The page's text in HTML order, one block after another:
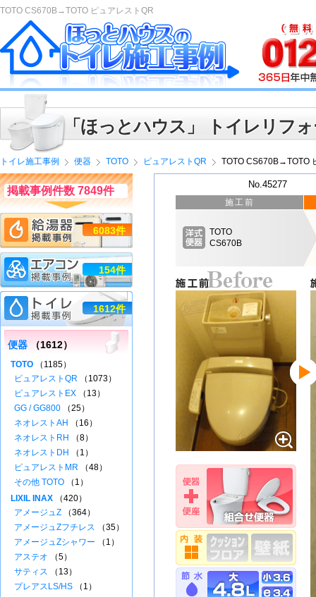
TOTO CS670B→TOTO ピュアレストQR
「ほっとハウス」 トイレリフ
トイレ施工事例 便器 TOTO ピュアレストQR TOTO CS670B→TOTO
No.45277
施工前
TOTO
CS670B
掲載事例件数 7849件
6083件
154件
1612件
便器 （1612）
TOTO （1185）
ピュアレストQR （1073）
ピュアレストEX （13）
GG / GG800 （25）
ネオレストAH
（16）
ネオレストRH
（8）
ネオレストDH
（1）
ピュアレストMR （48）
その他 TOTO （1）
LIXIL INAX （420）
アメージュZ （364）
アメージュZフチレス （35）
アメージュZシャワー （1）
アステオ （5）
サティス （13）
プレアスLS/HS （1）